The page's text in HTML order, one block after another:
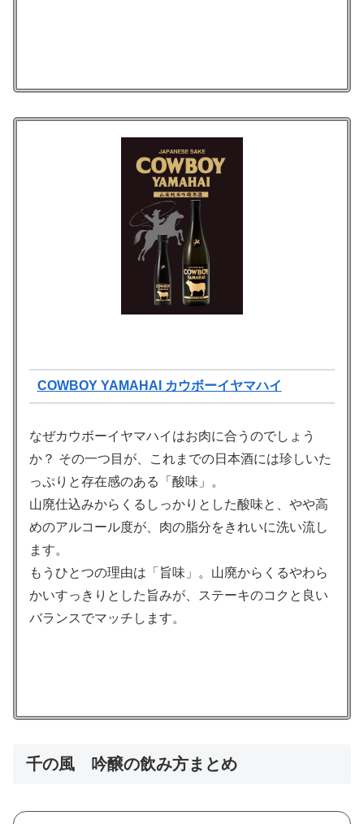
COWBOY YAMAHAI カウボーイヤマハイ
なぜカウボーイヤマハイはお肉に合うのでしょう
か？ その一つ目が、これまでの日本酒には珍しいた
っぷりと存在感のある「酸味」。
山廃仕込みからくるしっかりとした酸味と、やや高
めのアルコール度が、肉の脂分をきれいに洗い流し
ます。
もうひとつの理由は「旨味」。山廃からくるやわら
かいすっきりとした旨みが、ステーキのコクと良い
バランスでマッチします。
千の風 吟醸の飲み方まとめ